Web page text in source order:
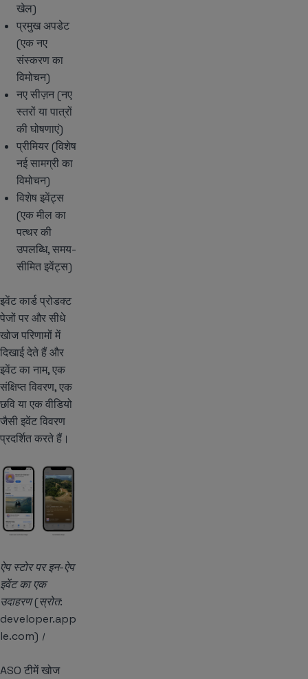
खेल)
प्रमुख अपडेट
(एक नए
संस्करण का
विमोचन)
नए सीज़न (नए
स्तरों या पात्रों
की घोषणाएं)
प्रीमियर (विशेष
नई सामग्री का
विमोचन)
विशेष इवेंट्स
(एक मील का
पत्थर की
उपलब्धि, समय-
सीमित इवेंट्स)
इवेंट कार्ड प्रोडक्ट
पेजों पर और सीधे
खोज परिणामों में
दिखाई देते हैं और
इवेंट का नाम, एक
संक्षिप्त विवरण, एक
छवि या एक वीडियो
जैसी इवेंट विवरण
प्रदर्शित करते हैं।
ऐप स्टोर पर इन-ऐप
इवेंट का एक
उदाहरण (स्रोत:
developer.app
le.com)।
ASO टीमें खोज